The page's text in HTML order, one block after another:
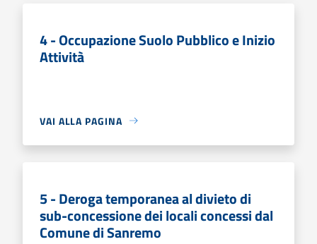
4 - Occupazione Suolo Pubblico e Inizio
Attività
VAI ALLA PAGINA
5 - Deroga temporanea al divieto di
sub-concessione dei locali concessi dal
Comune di Sanremo